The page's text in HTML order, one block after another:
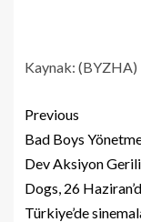
Kaynak: (BYZHA)
Previous
Bad Boys
Dev Aksiyon
Dogs, 26
Türkiye’de